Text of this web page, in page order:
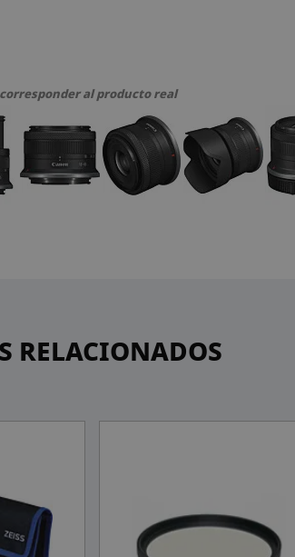
al producto real
RELACIONADOS